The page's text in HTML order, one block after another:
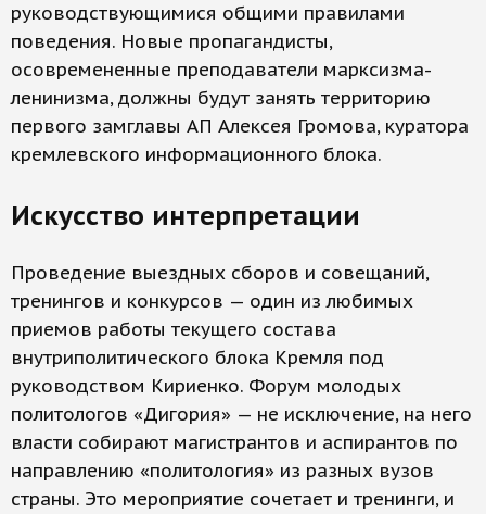
руководствующимися общими правилами
поведения. Новые пропагандисты,
осовремененные преподаватели марксизма-
ленинизма, должны будут занять территорию
первого замглавы АП Алексея Громова, куратора
кремлевского информационного блока.
Искусство интерпретации
Проведение выездных сборов и совещаний,
тренингов и конкурсов — один из любимых
приемов работы текущего состава
внутриполитического блока Кремля под
руководством Кириенко. Форум молодых
политологов «Дигория» — не исключение, на него
власти собирают магистрантов и аспирантов по
направлению «политология» из разных вузов
страны. Это мероприятие сочетает и тренинги, и